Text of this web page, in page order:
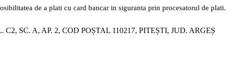
de a plati cu card bancar in siguranta prin procesatorul de plati.
SC. A, AP. 2, COD POȘTAL 110217, PITEȘTI, JUD. ARGEȘ